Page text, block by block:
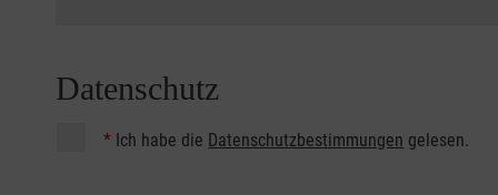
Datenschutz
* Ich habe die Datenschutzbestimmungen gelesen.